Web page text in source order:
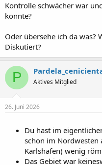
Kontrolle schwächer war
konnte?
Oder übersehe ich da was?
Diskutiert?
P Aktives Mitglied
26. Juni 2026
Du hast im
schon im Nordwesten
Karlshafen) wenig
Das Gebiet war